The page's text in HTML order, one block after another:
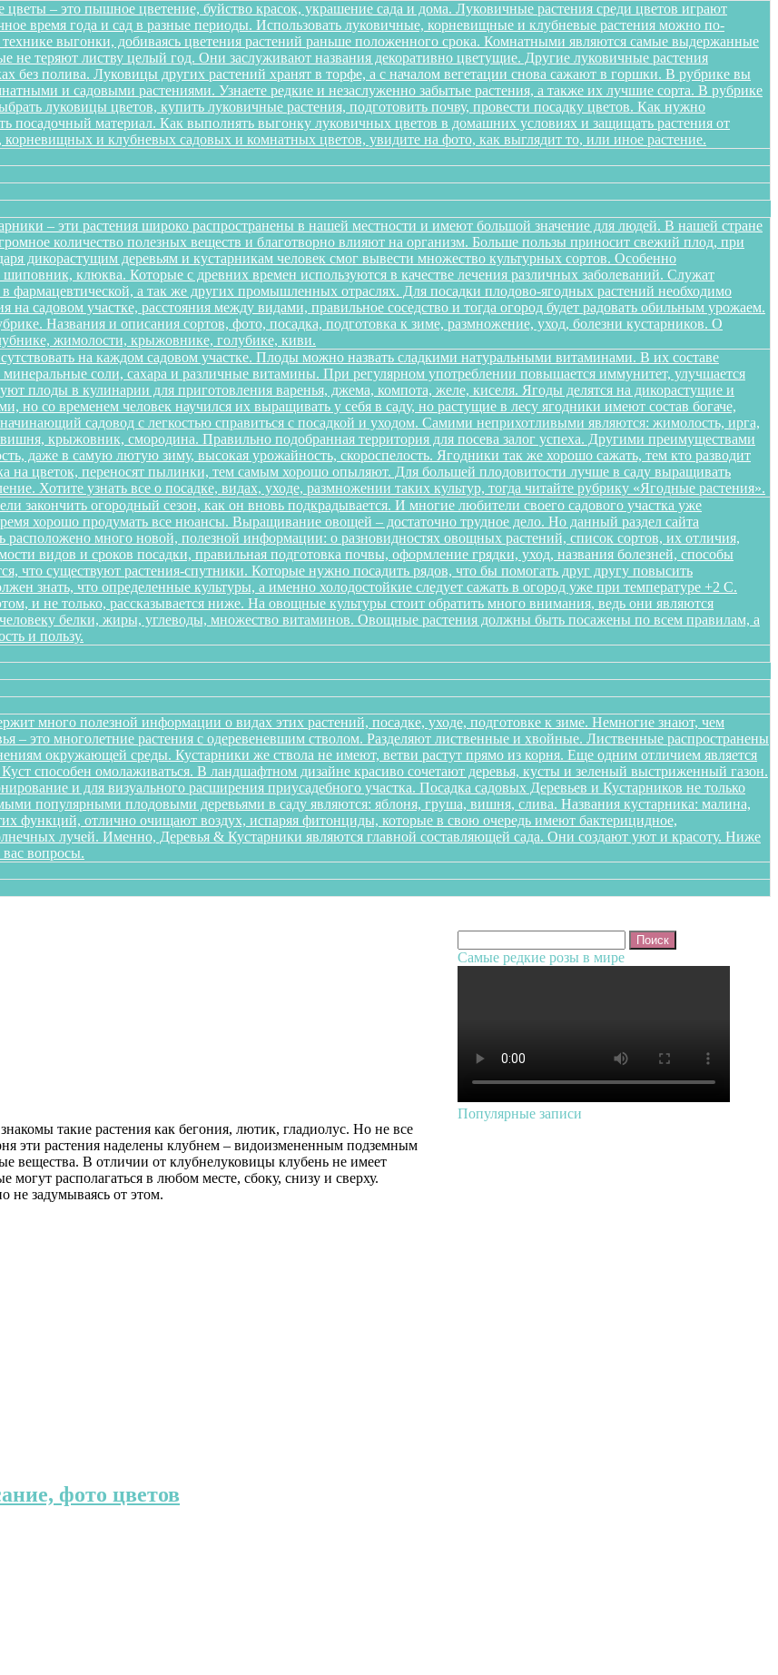
– это пышное цветение, буйство красок, украшение сада и дома. Луковичные растения среди цветов играют
время года и сад в разные периоды. Использовать луковичные, корневищные и клубневые растения можно по-
выгонки, добиваясь цветения растений раньше положенного срока. Комнатными являются самые выдержанные
не теряют листву целый год. Они заслуживают названия декоративно цветущие. Другие луковичные растения
без полива. Луковицы других растений хранят в торфе, а с началом вегетации снова сажают в горшки. В рубрике вы
и садовыми растениями. Узнаете редкие и незаслуженно забытые растения, а также их лучшие сорта. В рубрике
луковицы цветов, купить луковичные растения, подготовить почву, провести посадку цветов. Как нужно
посадочный материал. Как выполнять выгонку луковичных цветов в домашних условиях и защищать растения от
и клубневых садовых и комнатных цветов, увидите на фото, как выглядит то, или иное растение.
– эти растения широко распространены в нашей местности и имеют большой значение для людей. В нашей стране
количество полезных веществ и благотворно влияют на организм. Больше пользы приносит свежий плод, при
дикорастущим деревьям и кустарникам человек смог вывести множество культурных сортов. Особенно
клюква. Которые с древних времен используются в качестве лечения различных заболеваний. Служат
фармацевтической, а так же других промышленных отраслях. Для посадки плодово-ягодных растений необходимо
садовом участке, расстояния между видами, правильное соседство и тогда огород будет радовать обильным урожаем.
Названия и описания сортов, фото, посадка, подготовка к зиме, размножение, уход, болезни кустарников. О
жимолости, крыжовнике, голубике, киви.
на каждом садовом участке. Плоды можно назвать сладкими натуральными витаминами. В их составе
соли, сахара и различные витамины. При регулярном употреблении повышается иммунитет, улучшается
плоды в кулинарии для приготовления варенья, джема, компота, желе, киселя. Ягоды делятся на дикорастущие и
но со временем человек научился их выращивать у себя в саду, но растущие в лесу ягодники имеют состав богаче,
садовод с легкостью справиться с посадкой и уходом. Самими неприхотливыми являются: жимолость, ирга,
крыжовник, смородина. Правильно подобранная территория для посева залог успеха. Другими преимуществами
даже в самую лютую зиму, высокая урожайность, скороспелость. Ягодники так же хорошо сажать, тем кто разводит
на цветок, переносят пылинки, тем самым хорошо опыляют. Для большей плодовитости лучше в саду выращивать
Хотите узнать все о посадке, видах, уходе, размножении таких культур, тогда читайте рубрику «Ягодные растения».
закончить огородный сезон, как он вновь подкрадывается. И многие любители своего садового участка уже
хорошо продумать все нюансы. Выращивание овощей – достаточно трудное дело. Но данный раздел сайта
расположено много новой, полезной информации: о разновидностях овощных растений, список сортов, их отличия,
видов и сроков посадки, правильная подготовка почвы, оформление грядки, уход, названия болезней, способы
что существуют растения-спутники. Которые нужно посадить рядов, что бы помогать друг другу повысить
знать, что определенные культуры, а именно холодостойкие следует сажать в огород уже при температуре +2 С.
и не только, рассказывается ниже. На овощные культуры стоит обратить много внимания, ведь они являются
белки, жиры, углеводы, множество витаминов. Овощные растения должны быть посажены по всем правилам, а
и пользу.
много полезной информации о видах этих растений, посадке, уходе, подготовке к зиме. Немногие знают, чем
– это многолетние растения с одеревеневшим стволом. Разделяют лиственные и хвойные. Лиственные распространены
окружающей среды. Кустарники же ствола не имеют, ветви растут прямо из корня. Еще одним отличием является
способен омолаживаться. В ландшафтном дизайне красиво сочетают деревья, кусты и зеленый выстриженный газон.
и для визуального расширения приусадебного участка. Посадка садовых Деревьев и Кустарников не только
популярными плодовыми деревьями в саду являются: яблоня, груша, вишня, слива. Названия кустарника: малина,
функций, отлично очищают воздух, испаряя фитонциды, которые в свою очередь имеют бактерицидное,
лучей. Именно, Деревья & Кустарники являются главной составляющей сада. Они создают уют и красоту. Ниже
вопросы.
такие растения как бегония, лютик, гладиолус. Но не все
эти растения наделены клубнем – видоизмененным подземным
вещества. В отличии от клубнелуковицы клубень не имеет
располагаться в любом месте, сбоку, снизу и сверху.
не задумываясь от этом.
фото цветов
Самые редкие розы в мире
Популярные записи